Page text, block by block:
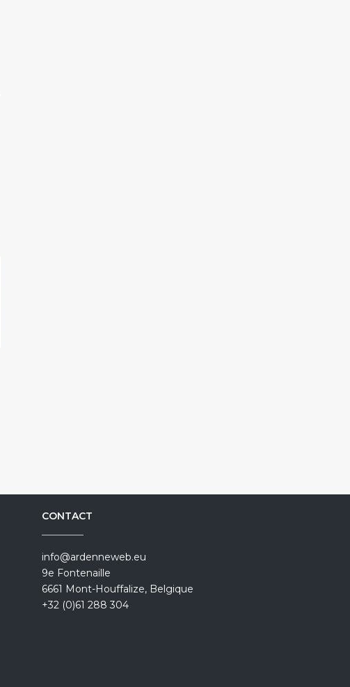
CONTACT
info@ardenneweb.eu
9e Fontenaille
6661 Mont-Houffalize, Belgique
+32 (0)61 288 304